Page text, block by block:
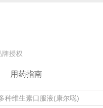
牌授权
用药指南
种维生素口服液(康尔聪)